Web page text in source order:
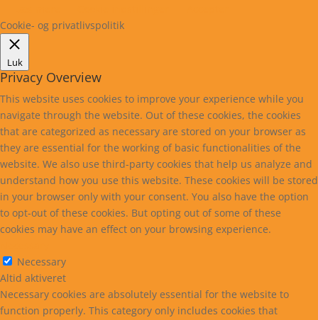
Cookie- og privatlivspolitik
Luk
Privacy Overview
This website uses cookies to improve your experience while you
navigate through the website. Out of these cookies, the cookies
that are categorized as necessary are stored on your browser as
they are essential for the working of basic functionalities of the
website. We also use third-party cookies that help us analyze and
understand how you use this website. These cookies will be stored
in your browser only with your consent. You also have the option
to opt-out of these cookies. But opting out of some of these
cookies may have an effect on your browsing experience.
Necessary
Altid aktiveret
Necessary cookies are absolutely essential for the website to
function properly. This category only includes cookies that